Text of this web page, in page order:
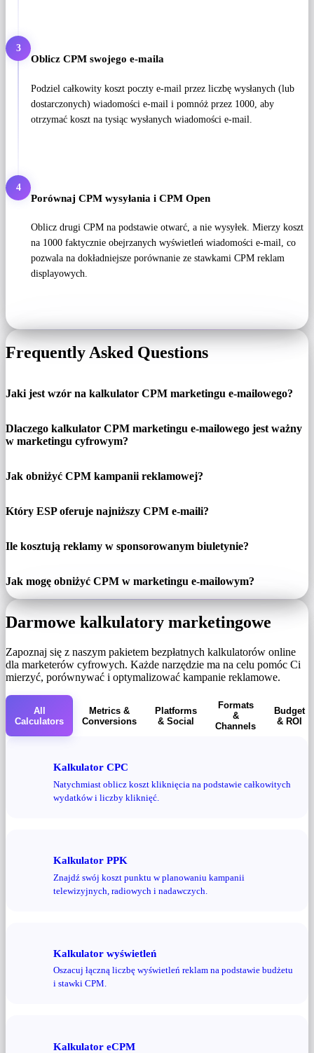
3
Oblicz CPM swojego e-maila
Podziel całkowity koszt poczty e-mail przez liczbę wysłanych (lub
dostarczonych) wiadomości e-mail i pomnóż przez 1000, aby
otrzymać koszt na tysiąc wysłanych wiadomości e-mail.
4
Porównaj CPM wysyłania i CPM Open
Oblicz drugi CPM na podstawie otwarć, a nie wysyłek. Mierzy koszt
na 1000 faktycznie obejrzanych wyświetleń wiadomości e-mail, co
pozwala na dokładniejsze porównanie ze stawkami CPM reklam
displayowych.
Frequently Asked Questions
Jaki jest wzór na kalkulator CPM marketingu e-mailowego?
Dlaczego kalkulator CPM marketingu e-mailowego jest ważny
w marketingu cyfrowym?
Jak obniżyć CPM kampanii reklamowej?
Który ESP oferuje najniższy CPM e-maili?
Ile kosztują reklamy w sponsorowanym biuletynie?
Jak mogę obniżyć CPM w marketingu e-mailowym?
Darmowe kalkulatory marketingowe
Zapoznaj się z naszym pakietem bezpłatnych kalkulatorów online
dla marketerów cyfrowych. Każde narzędzie ma na celu pomóc Ci
mierzyć, porównywać i optymalizować kampanie reklamowe.
All
Calculators
Metrics &
Conversions
Platforms
& Social
Formats
&
Channels
Budget
& ROI
Kalkulator CPC
Natychmiast oblicz koszt kliknięcia na podstawie całkowitych
wydatków i liczby kliknięć.
Kalkulator PPK
Znajdź swój koszt punktu w planowaniu kampanii
telewizyjnych, radiowych i nadawczych.
Kalkulator wyświetleń
Oszacuj łączną liczbę wyświetleń reklam na podstawie budżetu
i stawki CPM.
Kalkulator eCPM